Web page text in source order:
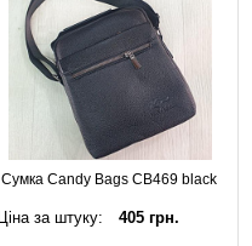
Сумка Candy Bags CB469 black
Ціна за штуку: 405 грн.